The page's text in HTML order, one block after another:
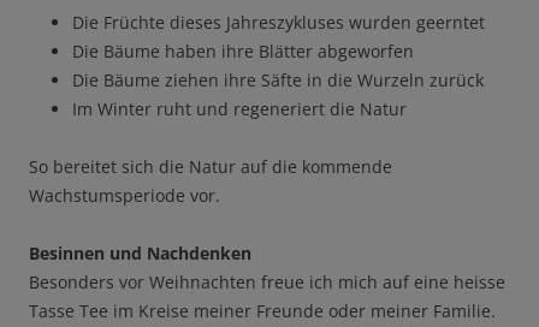
Die Früchte dieses Jahreszykluses wurden geerntet
Die Bäume haben ihre Blätter abgeworfen
Die Bäume ziehen ihre Säfte in die Wurzeln zurück
Im Winter ruht und regeneriert die Natur
So bereitet sich die Natur auf die kommende
Wachstumsperiode vor.
Besinnen und Nachdenken
Besonders vor Weihnachten freue ich mich auf eine heisse
Tasse Tee im Kreise meiner Freunde oder meiner Familie.